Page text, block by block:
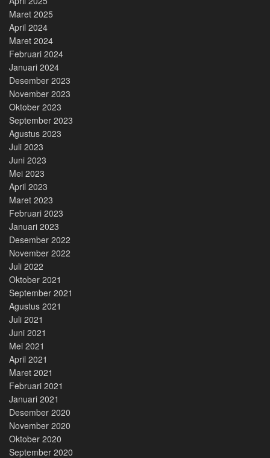
Maret 2025
April 2024
Maret 2024
Februari 2024
Januari 2024
Desember 2023
November 2023
Oktober 2023
September 2023
Agustus 2023
Juli 2023
Juni 2023
Mei 2023
April 2023
Maret 2023
Februari 2023
Januari 2023
Desember 2022
November 2022
Juli 2022
Oktober 2021
September 2021
Agustus 2021
Juli 2021
Juni 2021
Mei 2021
April 2021
Maret 2021
Februari 2021
Januari 2021
Desember 2020
November 2020
Oktober 2020
September 2020